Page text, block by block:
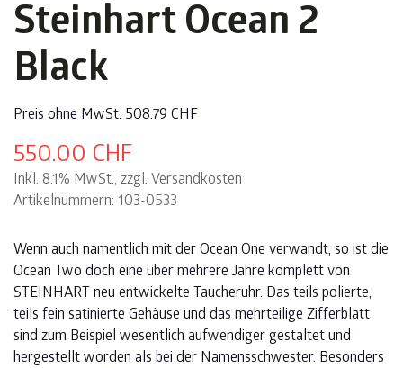
Steinhart Ocean 2
Black
Preis ohne MwSt: 508.79 CHF
550.00 CHF
Inkl. 8.1% MwSt., zzgl. Versandkosten
Artikelnummern: 103-0533
Wenn auch namentlich mit der Ocean One verwandt, so ist die
Ocean Two doch eine über mehrere Jahre komplett von
STEINHART neu entwickelte Taucheruhr. Das teils polierte,
teils fein satinierte Gehäuse und das mehrteilige Zifferblatt
sind zum Beispiel wesentlich aufwendiger gestaltet und
hergestellt worden als bei der Namensschwester. Besonders